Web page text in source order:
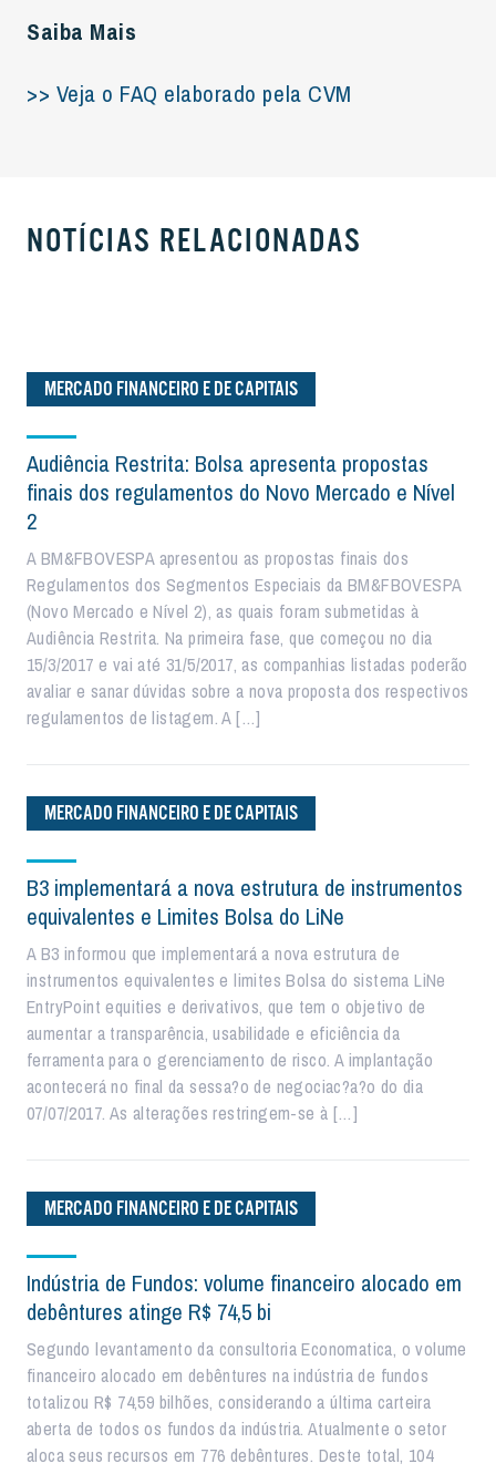
Saiba Mais
>> Veja o FAQ elaborado pela CVM
NOTÍCIAS RELACIONADAS
MERCADO FINANCEIRO E DE CAPITAIS
Audiência Restrita: Bolsa apresenta propostas
finais dos regulamentos do Novo Mercado e Nível
2
A BM&FBOVESPA apresentou as propostas finais dos
Regulamentos dos Segmentos Especiais da BM&FBOVESPA
(Novo Mercado e Nível 2), as quais foram submetidas à
Audiência Restrita. Na primeira fase, que começou no dia
15/3/2017 e vai até 31/5/2017, as companhias listadas poderão
avaliar e sanar dúvidas sobre a nova proposta dos respectivos
regulamentos de listagem. A […]
MERCADO FINANCEIRO E DE CAPITAIS
B3 implementará a nova estrutura de instrumentos
equivalentes e Limites Bolsa do LiNe
A B3 informou que implementará a nova estrutura de
instrumentos equivalentes e limites Bolsa do sistema LiNe
EntryPoint equities e derivativos, que tem o objetivo de
aumentar a transparência, usabilidade e eficiência da
ferramenta para o gerenciamento de risco. A implantação
acontecerá no final da sessa?o de negociac?a?o do dia
07/07/2017. As alterações restringem-se à […]
MERCADO FINANCEIRO E DE CAPITAIS
Indústria de Fundos: volume financeiro alocado em
debêntures atinge R$ 74,5 bi
Segundo levantamento da consultoria Economatica, o volume
financeiro alocado em debêntures na indústria de fundos
totalizou R$ 74,59 bilhões, considerando a última carteira
aberta de todos os fundos da indústria. Atualmente o setor
aloca seus recursos em 776 debêntures. Deste total, 104